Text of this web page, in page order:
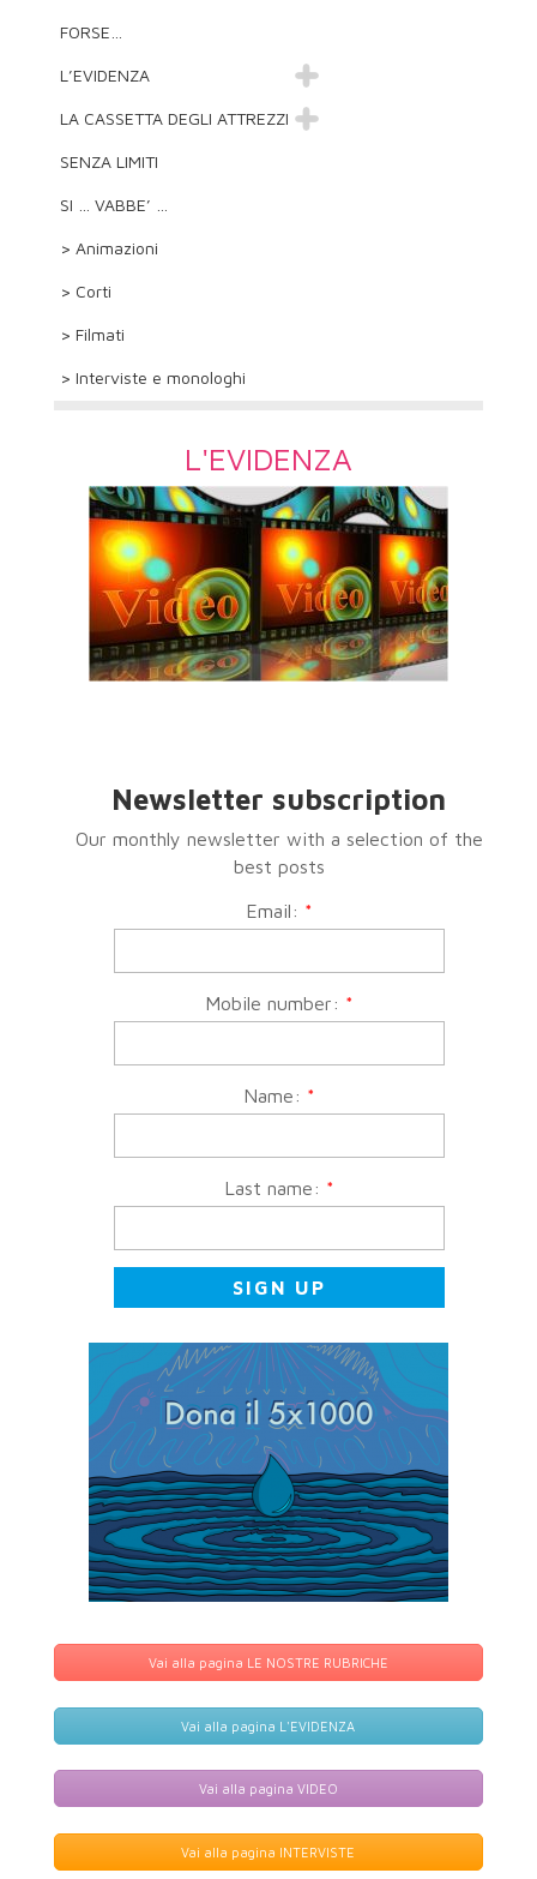
FORSE…
L’EVIDENZA
LA CASSETTA DEGLI ATTREZZI
SENZA LIMITI
SI … VABBE’ …
> Animazioni
> Corti
> Filmati
> Interviste e monologhi
L'EVIDENZA
Newsletter subscription
Our monthly newsletter with a selection of the
best posts
Email: *
Mobile number: *
Name: *
Last name: *
Vai alla pagina LE NOSTRE RUBRICHE
Vai alla pagina L'EVIDENZA
Vai alla pagina VIDEO
Vai alla pagina INTERVISTE